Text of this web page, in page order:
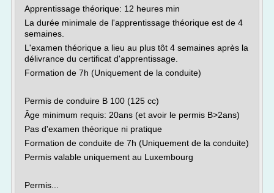
Apprentissage théorique: 12 heures min
La durée minimale de l'apprentissage théorique est de 4
semaines.
L'examen théorique a lieu au plus tôt 4 semaines après la
délivrance du certificat d'apprentissage.
Formation de 7h (Uniquement de la conduite)
Permis de conduire B 100 (125 cc)
Âge minimum requis: 20ans (et avoir le permis B>2ans)
Pas d'examen théorique ni pratique
Formation de conduite de 7h (Uniquement de la conduite)
Permis valable uniquement au Luxembourg
Permis...